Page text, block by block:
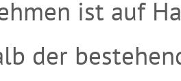
ist auf
der